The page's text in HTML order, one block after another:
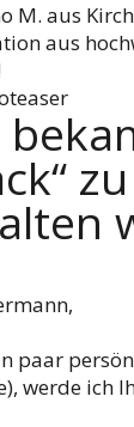
M. aus
aus
paar
werde ich